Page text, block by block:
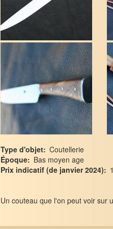
Type d'objet
Coutellerie
Époque
Bas moyen age
Prix indicatif (de janvier 2024)
Un couteau que l'on peut voir sur